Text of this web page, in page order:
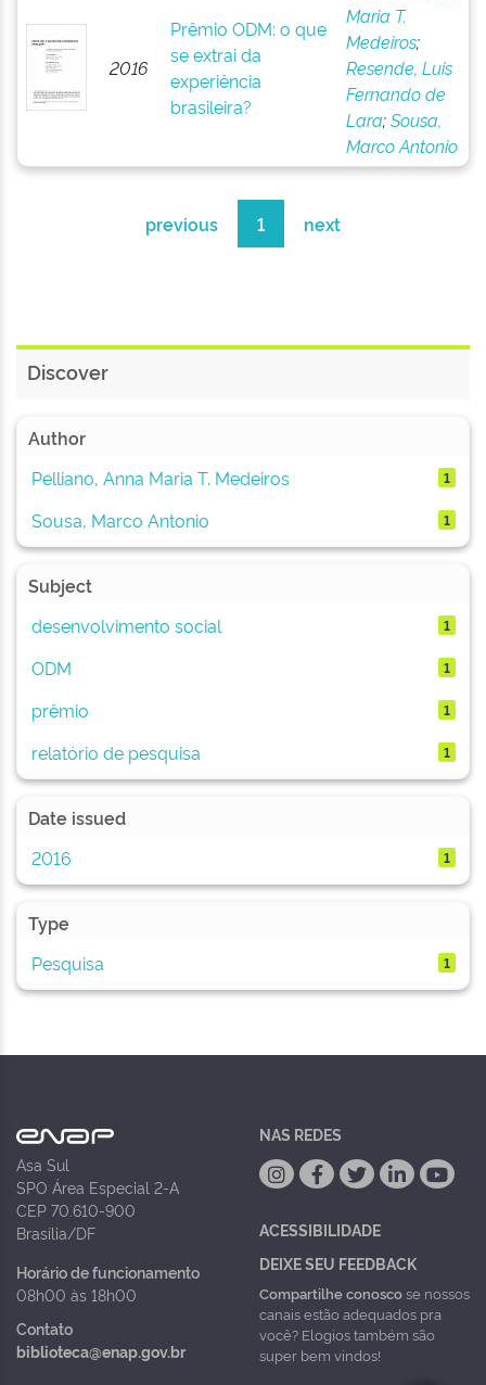
2016
Prêmio ODM: o que
se extrai da
experiência
brasileira?
Maria T.
Medeiros;
Resende, Luis
Fernando de
Lara;Sousa,
Marco Antonio
previous 1 next
Discover
Author
Pelliano, Anna Maria T. Medeiros
1
Sousa, Marco Antonio 1
Subject
desenvolvimento social
1
ODM 1
prêmio 1
relatório de pesquisa 1
Date issued
2016
1
Type
Pesquisa
1
Asa Sul
SPO Área Especial 2-A
CEP 70.610-900
Brasília/DF
Horário de funcionamento
08h00 às 18h00
Contato
biblioteca@enap.gov.br
NAS REDES
ACESSIBILIDADE
DEIXE SEU FEEDBACK
Compartilhe conoscose nossos
canais estão adequados pra
você? Elogios também são
super bem vindos!